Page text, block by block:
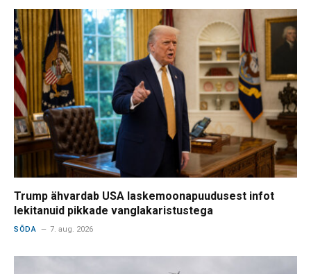
Trump ähvardab USA laskemoonapuudusest infot
lekitanuid pikkade vanglakaristustega
SÕDA 7. aug. 2026